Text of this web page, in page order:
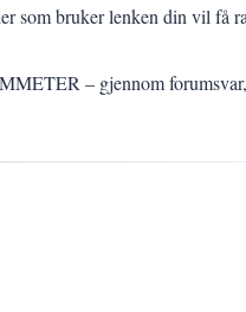
bruker lenken din vil få
– gjennom